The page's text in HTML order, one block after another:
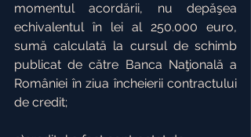
momentul acordării, nu depăşea
echivalentul în lei al 250.000 euro,
sumă calculată la cursul de schimb
publicat de către Banca Naţională a
României în ziua încheierii contractului
de credit;